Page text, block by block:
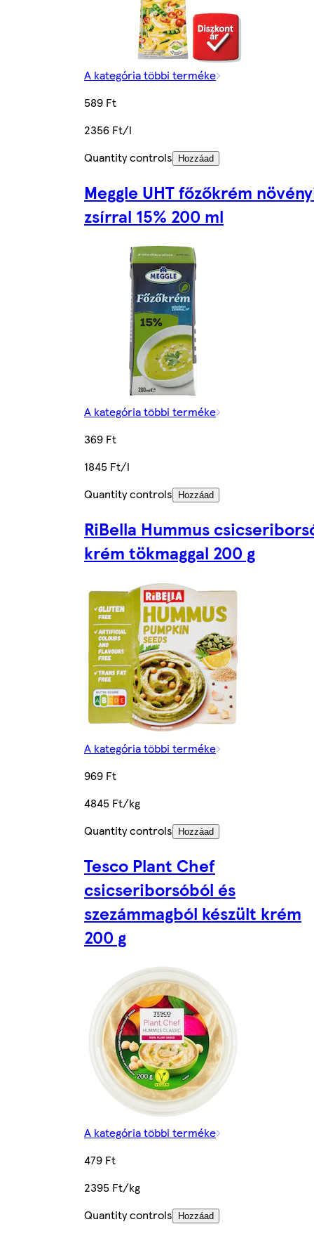
A kategória többi terméke
589 Ft
2356 Ft/l
Quantity controls
Hozzáad
Meggle UHT főzőkrém
zsírral 15% 200 ml
A kategória többi terméke
369 Ft
1845 Ft/l
Quantity controls
Hozzáad
RiBella Hummus
krém tökmaggal 200 g
A kategória többi terméke
969 Ft
4845 Ft/kg
Quantity controls
Hozzáad
Tesco Plant Chef
csicseriborsóból és
szezámmagból készült krém
200 g
A kategória többi terméke
479 Ft
2395 Ft/kg
Quantity controls
Hozzáad